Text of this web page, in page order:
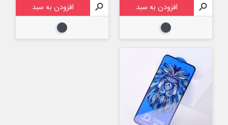

افزودن به سبد
مشکی

افزودن به سبد
مشکی